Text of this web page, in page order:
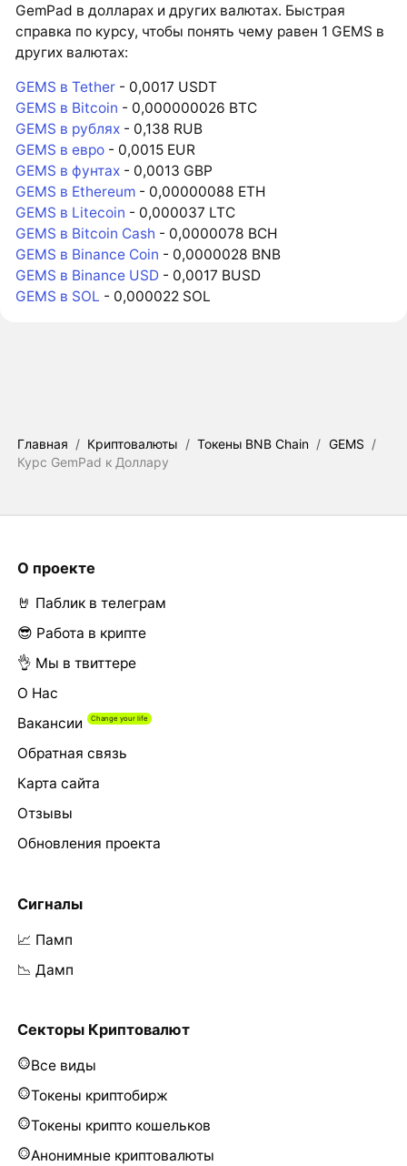
GemPad в долларах и других валютах. Быстрая
справка по курсу, чтобы понять чему равен 1 GEMS в
других валютах:
GEMS в Tether - 0,0017 USDT
GEMS в Bitcoin - 0,000000026 BTC
GEMS в рублях - 0,138 RUB
GEMS в евро - 0,0015 EUR
GEMS в фунтах - 0,0013 GBP
GEMS в Ethereum - 0,00000088 ETH
GEMS в Litecoin - 0,000037 LTC
GEMS в Bitcoin Cash - 0,0000078 BCH
GEMS в Binance Coin - 0,0000028 BNB
GEMS в Binance USD - 0,0017 BUSD
GEMS в SOL - 0,000022 SOL
Главная / Криптовалюты / Токены BNB Chain / GEMS /
Курс GemPad к Доллару
О проекте
🤘 Паблик в телеграм
😎 Работа в крипте
👌 Мы в твиттере
О Нас
Вакансии
Обратная связь
Карта сайта
Отзывы
Обновления проекта
Сигналы
📈 Памп
📉 Дамп
Секторы Криптовалют
Все виды
Токены криптобирж
Токены крипто кошельков
Анонимные криптовалюты